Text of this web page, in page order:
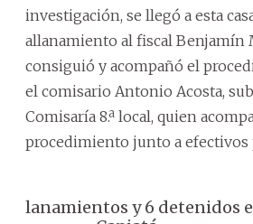
investigación, se llegó a esta
allanamiento al fiscal Benjamín
consiguió y acompañó el
el comisario Antonio Acosta,
Comisaría 8.ª local, quien
procedimiento junto a efectivos
Allanamientos y 6 detenidos